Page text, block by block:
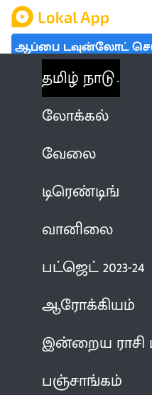
ஆப்பை டவுன்லோட்
தமிழ் நாடு
லோக்கல்
வேலை
டிரெண்டிங்
வானிலை
பட்ஜெட் 2023-24
ஆரோக்கியம்
இன்றைய
பஞ்சாங்கம்